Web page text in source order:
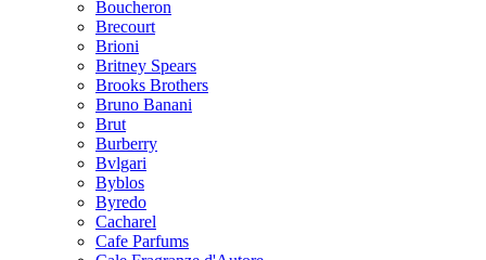
Boucheron
Brecourt
Brioni
Britney Spears
Brooks Brothers
Bruno Banani
Brut
Burberry
Bvlgari
Byblos
Byredo
Cacharel
Cafe Parfums